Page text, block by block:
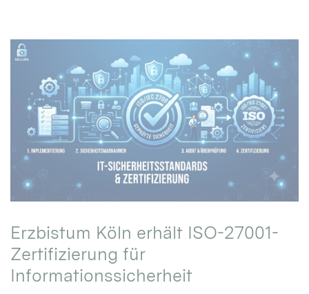
Erzbistum Köln erhält ISO-27001-
Zertifizierung für
Informationssicherheit